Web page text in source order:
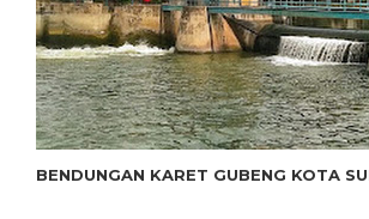
BENDUNGAN KARET GUBENG KOTA